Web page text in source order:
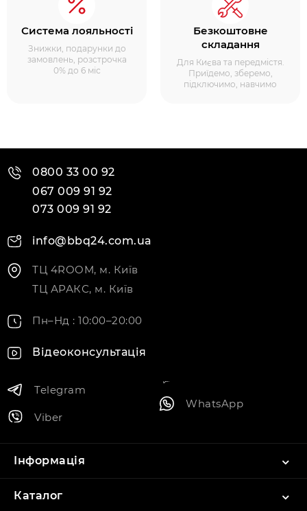
Система лояльності
Знижки, подарунки до
замовлень, розстрочка
0% до 6 міс
Безкоштовне
складання
Для Києва та передмістя.
Приїдемо, зберемо,
підключимо, навчимо
0800 33 00 92
067 009 91 92
073 009 91 92
info@bbq24.com.ua
ТЦ 4ROOM, м. Київ
ТЦ АРАКС, м. Київ
Пн–Нд : 10:00–20:00
Відеоконсультація
Telegram
Viber
WhatsApp
Інформація
Каталог